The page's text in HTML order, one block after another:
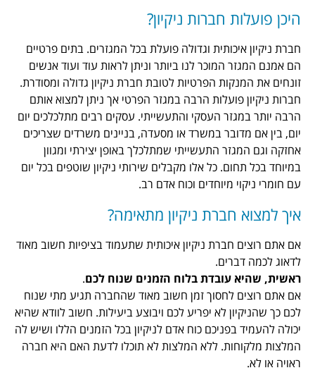
ניקיון?
וגדולה פועלת בכל המגזרים. בתים פרטיים
לנו ביותר וניתן לראות עוד ועוד אנשים
הפרטיות לטובת חברת ניקיון גדולה ומסודרת.
הרבה במגזר הפרטי אך ניתן למצוא אותם
העסקי והתעשייתי. עסקים רבים מתלכלכים יום
במשרד או מסעדה, בניינים משרדים שצריכים
התעשייתי שמתלכלך באופן יצירתי ומגוון
כל אלו מקבלים שירותי ניקיון שוטפים בכל יום
וכוח אדם רב.
ניקיון מתאימה?
ניקיון איכותית שתעמוד בציפיות חשוב מאוד
בלוח הזמנים שנוח לכם.
זמן חשוב מאוד שהחברה תגיע מתי שנוח
לא יפריע לכם ויבוצע ביעילות. חשוב לוודא שהיא
כוח אדם לניקיון בכל הזמנים הללו ושיש לה
ללא המלצות לא תוכלו לדעת האם היא חברה